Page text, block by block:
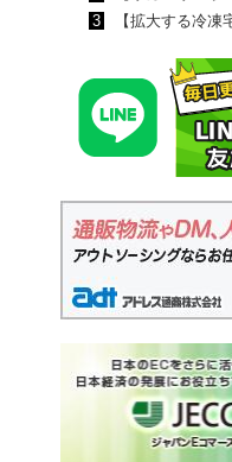
3
【拡大する冷